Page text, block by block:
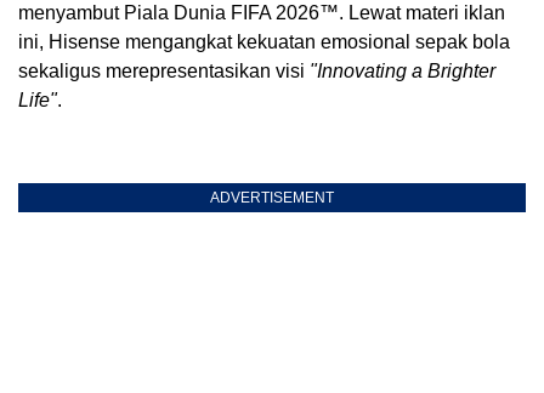
menyambut Piala Dunia FIFA 2026™. Lewat materi iklan
ini, Hisense mengangkat kekuatan emosional sepak bola
sekaligus merepresentasikan visi "Innovating a Brighter
Life".
ADVERTISEMENT